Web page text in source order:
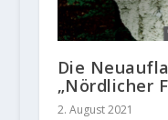
Die
„Nördlicher
2. August 2021